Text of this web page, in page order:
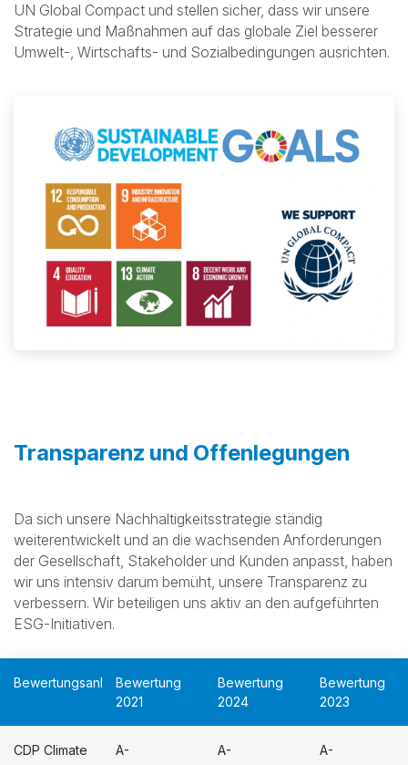
UN Global Compact und stellen sicher, dass wir unsere
Strategie und Maßnahmen auf das globale Ziel besserer
Umwelt-, Wirtschafts- und Sozialbedingungen ausrichten.
Transparenz und Offenlegungen
Da sich unsere Nachhaltigkeitsstrategie ständig
weiterentwickelt und an die wachsenden Anforderungen
der Gesellschaft, Stakeholder und Kunden anpasst, haben
wir uns intensiv darum bemüht, unsere Transparenz zu
verbessern. Wir beteiligen uns aktiv an den aufgeführten
ESG-Initiativen.
BewertungsanbieterBewertung
2021
Bewertung
2024
Bewertung
2023
CDP Climate A- A- A-